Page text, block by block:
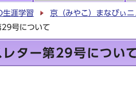
生涯学習
京（みやこ）まなびぃ
29号について
ター第29号につい